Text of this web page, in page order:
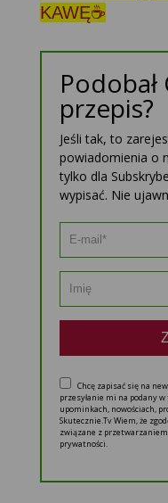
KAWĘ☕
Podobał
przepis?
Jeśli tak, to
powiadomienia o
tylko dla
wypisać. Nie
Chcę zapisać się na
przesyłanie mi na podany
upominkach, nowościach,
Skutecznie.Tv Wiem, że
związane z
prywatności.